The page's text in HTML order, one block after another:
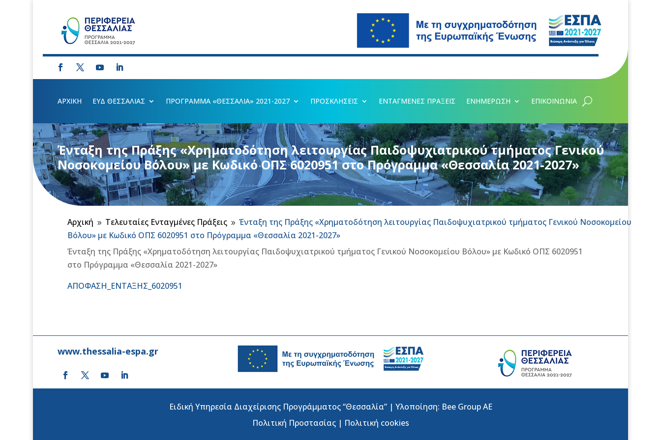
ΑΡΧΙΚΗ ΕΥΔ ΘΕΣΣΑΛΙΑΣ ΠΡΟΓΡΑΜΜΑ «ΘΕΣΣΑΛΙΑ» 2021-2027 ΠΡΟΣΚΛΗΣΕΙΣ ΕΝΤΑΓΜΕΝΕΣ ΠΡΑΞΕΙΣ ΕΝΗΜΕΡΩΣΗ ΕΠΙΚΟΙΝΩΝΙΑ
Ένταξη της Πράξης «Χρηματοδότηση λειτουργίας Παιδοψυχιατρικού τμήματος Γενικού
Νοσοκομείου Βόλου» με Κωδικό ΟΠΣ 6020951 στο Πρόγραμμα «Θεσσαλία 2021-2027»
Αρχική 9 Τελευταίες Ενταγμένες Πράξεις 9 Ένταξη της Πράξης «Χρηματοδότηση λειτουργίας Παιδοψυχιατρικού τμήματος Γενικού Νοσοκομείου
Βόλου» με Κωδικό ΟΠΣ 6020951 στο Πρόγραμμα «Θεσσαλία 2021-2027»
Ένταξη της Πράξης «Χρηματοδότηση λειτουργίας Παιδοψυχιατρικού τμήματος Γενικού Νοσοκομείου Βόλου» με Κωδικό ΟΠΣ 6020951
στο Πρόγραμμα «Θεσσαλία 2021-2027»
ΑΠΟΦΑΣΗ_ΕΝΤΑΞΗΣ_6020951
www.thessalia-espa.gr
Ειδική Υπηρεσία Διαχείρισης Προγράμματος “Θεσσαλία” | Υλοποίηση: Bee Group AE
Πολιτική Προστασίας| Πολιτική cookies